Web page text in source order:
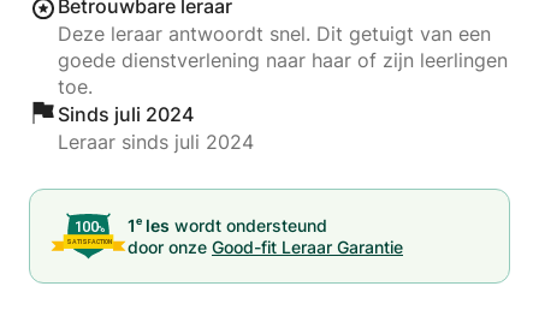
Betrouwbare leraar
Deze leraar antwoordt snel. Dit getuigt van een
goede dienstverlening naar haar of zijn leerlingen
toe.
Sinds juli 2024
Leraar sinds juli 2024
1e les wordt ondersteund
door onze Good-fit Leraar Garantie